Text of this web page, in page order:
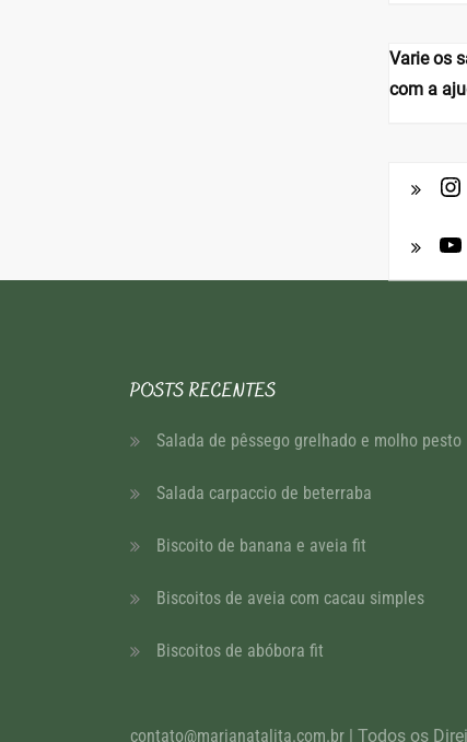
Varie os
com a
POSTS RECENTES
Salada de pêssego grelhado e molho pesto
Salada carpaccio de beterraba
Biscoito de banana e aveia fit
Biscoitos de aveia com cacau simples
Biscoitos de abóbora fit
contato@marianatalita.com.br | Todos os